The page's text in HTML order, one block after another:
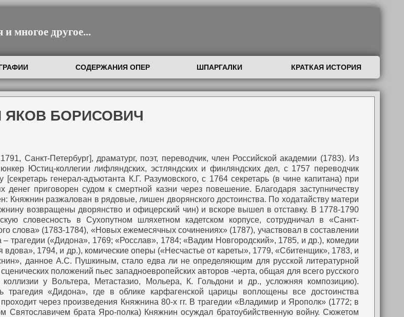
многое другое...
СОДЕРЖАНИЯ ОПЕР ШПАРГАЛКИ КРАТКАЯ ИСТОРИЯ
ЯКОВ БОРИСОВИЧ
Санкт-Петербург], драматург, поэт, переводчик, член Российской академии (1783). Из
Юстиц-коллегии лифляндских, эстляндских и финляндских дел, с 1757 переводчик
генерал-адъютанта К.Г. Разумовского, с 1764 секретарь (в чине капитана) при
приговорен судом к смертной казни через повешение. Благодаря заступничеству
Княжнин разжалован в рядовые, лишен дворянского достоинства. По ходатайству матери
возвращены дворянство и офицерский чин) и вскоре вышел в отставку. В 1778-1790
словесность в Сухопутном шляхетном кадетском корпусе, сотрудничал в «Санкт-
слова» (1783-1784), «Новых ежемесячных сочинениях» (1787), участвовал в составлении
трагедии («Дидона», 1769; «Росслав», 1784; «Вадим Новгородский», 1785, и др.), комедии
1794, и др.), комические оперы («Несчастье от кареты», 1779, «Сбитенщик», 1783, и
данное А.С. Пушкиным, стало едва ли не определяющим для русской литературной
положений пьес западноевропейских авторов -черта, общая для всего русского
у Вольтера, Метастазио, Мольера, К. Гольдони и др., усложняя композицию).
трагедия «Дидона», где в облике карфагенской царицы воплощены все достоинства
через произведения Княжнина 80-х гг. В трагедии «Владимир и Ярополк» (1772; в
Святославичем брата Яро-полка) Княжнин осуждал братоубийственную войну. Сюжетом